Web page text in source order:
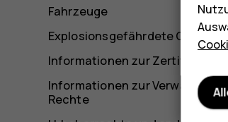
Fahrzeuge
Explosionsgefährdete Orte
Informationen zur Zertifizierung
Informationen zur Verwaltung
Rechte